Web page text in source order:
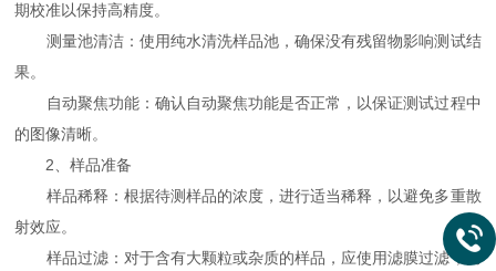
期校准以保持高精度。
测量池清洁：使用纯水清洗样品池，确保没有残留物影响测试结
果。
自动聚焦功能：确认自动聚焦功能是否正常，以保证测试过程中
的图像清晰。
2、样品准备
样品稀释：根据待测样品的浓度，进行适当稀释，以避免多重散
射效应。
样品过滤：对于含有大颗粒或杂质的样品，应使用滤膜过滤，防